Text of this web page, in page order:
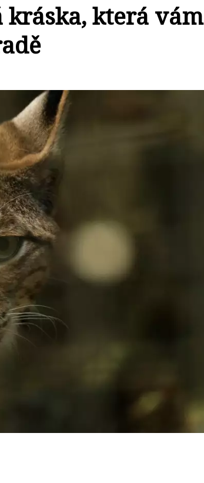
kráska, která vám